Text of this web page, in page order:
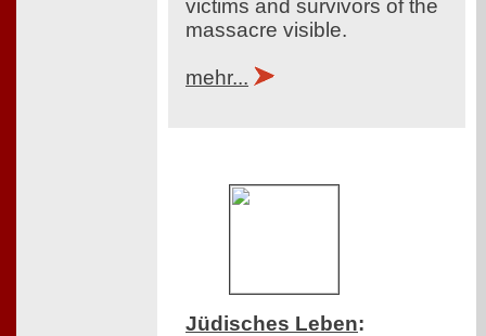
victims and survivors of the
massacre visible.
mehr...
Jüdisches Leben: